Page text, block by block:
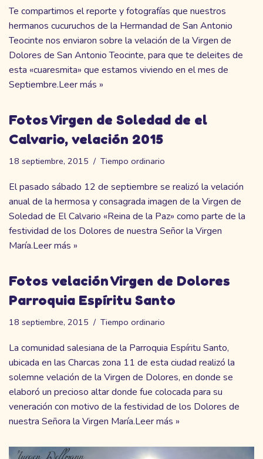
Te compartimos el reporte y fotografías que nuestros
hermanos cucuruchos de la Hermandad de San Antonio
Teocinte nos enviaron sobre la velación de la Virgen de
Dolores de San Antonio Teocinte, para que te deleites de
esta «cuaresmita» que estamos viviendo en el mes de
Septiembre.Leer más »
Fotos Virgen de Soledad de el
Calvario, velación 2015
18 septiembre, 2015 Tiempo ordinario
El pasado sábado 12 de septiembre se realizó la velación
anual de la hermosa y consagrada imagen de la Virgen de
Soledad de El Calvario «Reina de la Paz» como parte de la
festividad de los Dolores de nuestra Señor la Virgen
María.Leer más »
Fotos velación Virgen de Dolores
Parroquia Espíritu Santo
18 septiembre, 2015 Tiempo ordinario
La comunidad salesiana de la Parroquia Espíritu Santo,
ubicada en las Charcas zona 11 de esta ciudad realizó la
solemne velación de la Virgen de Dolores, en donde se
elaboró un precioso altar donde fue colocada para su
veneración con motivo de la festividad de los Dolores de
nuestra Señora la Virgen María.Leer más »